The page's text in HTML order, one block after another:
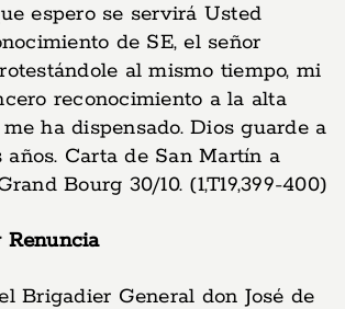
espero se servirá Usted
de SE, el señor
al mismo tiempo, mi
reconocimiento a la alta
ha dispensado. Dios guarde a
Carta de San Martín a
Bourg 30/10. (1,T19,399-400)
Brigadier General don José de